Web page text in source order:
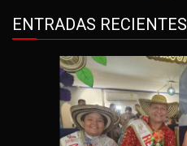
ENTRADAS RECIENTES